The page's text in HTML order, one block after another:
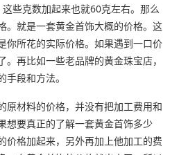
些克数加起来也就60克左右。那么
。就是一套黄金首饰大概的价格。这
你所花的实际价格。如果遇到一口价
再比如一些老品牌的黄金珠宝店，
段和方法。
原材料的价格，并没有把加工费用和
想要真正的了解一套黄金首饰多少
价格加起来，另外再加上他加工的费